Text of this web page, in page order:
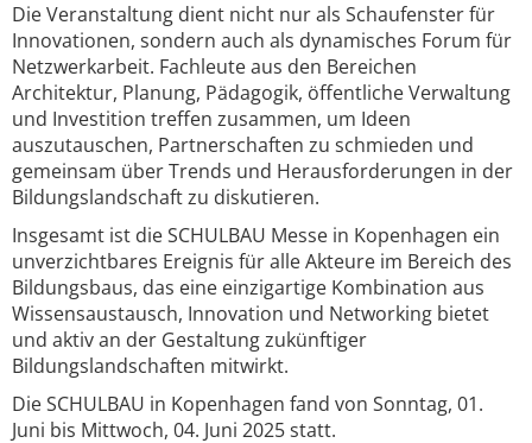
Die Veranstaltung dient nicht nur als Schaufenster für
Innovationen, sondern auch als dynamisches Forum für
Netzwerkarbeit. Fachleute aus den Bereichen
Architektur, Planung, Pädagogik, öffentliche Verwaltung
und Investition treffen zusammen, um Ideen
auszutauschen, Partnerschaften zu schmieden und
gemeinsam über Trends und Herausforderungen in der
Bildungslandschaft zu diskutieren.
Insgesamt ist die SCHULBAU Messe in Kopenhagen ein
unverzichtbares Ereignis für alle Akteure im Bereich des
Bildungsbaus, das eine einzigartige Kombination aus
Wissensaustausch, Innovation und Networking bietet
und aktiv an der Gestaltung zukünftiger
Bildungslandschaften mitwirkt.
Die SCHULBAU in Kopenhagen fand von Sonntag, 01.
Juni bis Mittwoch, 04. Juni 2025 statt.